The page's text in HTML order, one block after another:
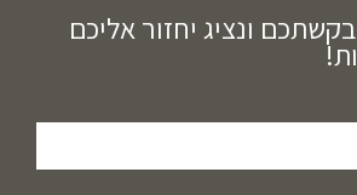
ונציג יחזור אליכם